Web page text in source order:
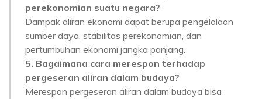
perekonomian suatu negara?
Dampak aliran ekonomi dapat berupa pengelolaan
sumber daya, stabilitas perekonomian, dan
pertumbuhan ekonomi jangka panjang.
5. Bagaimana cara merespon terhadap
pergeseran aliran dalam budaya?
Merespon pergeseran aliran dalam budaya bisa